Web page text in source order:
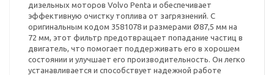
дизельных моторов Volvo Penta и обеспечивает
эффективную очистку топлива от загрязнений. С
оригинальным кодом 3581078 и размерами Ø87,5 мм на
72 мм, этот фильтр предотвращает попадание частиц в
двигатель, что помогает поддерживать его в хорошем
состоянии и улучшает его производительность. Он легко
устанавливается и способствует надежной работе